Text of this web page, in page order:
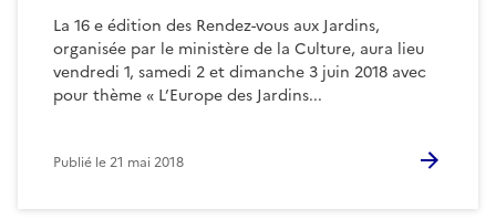
La 16 e édition des Rendez-vous aux Jardins,
organisée par le ministère de la Culture, aura lieu
vendredi 1, samedi 2 et dimanche 3 juin 2018 avec
pour thème « L’Europe des Jardins...
Publié le21 mai 2018